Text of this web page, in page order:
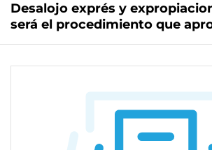
Desalojo exprés y
será el procedimiento que